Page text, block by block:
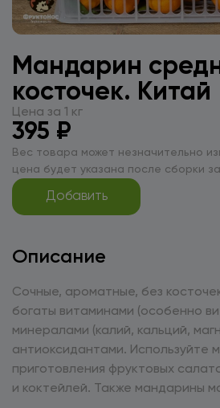
Мандарин
косточек. Китай
Цена за 1 кг
395 ₽
Вес товара может незначительно
цена будет указана после сборки
Добавить
Описание
Сочные, ароматные, без
богаты витаминами (особенно
минералами (калий, кальций,
антиоксидантами. Используйте мандарины для
приготовления фруктовых
и коктейлей. Также мандарины